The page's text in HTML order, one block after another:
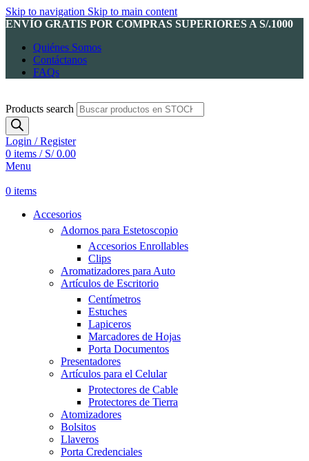
Skip to navigation Skip to main content
ENVÍO GRATIS POR COMPRAS SUPERIORES A S/.1000
Quiénes Somos
Contáctanos
FAQs
Products search
Login / Register
0 items / S/0.00
Menu
0 items
Accesorios
Adornos para Estetoscopio
Accesorios Enrollables
Clips
Aromatizadores para Auto
Artículos de Escritorio
Centímetros
Estuches
Lapiceros
Marcadores de Hojas
Porta Documentos
Presentadores
Artículos para el Celular
Protectores de Cable
Protectores de Tierra
Atomizadores
Bolsitos
Llaveros
Porta Credenciales